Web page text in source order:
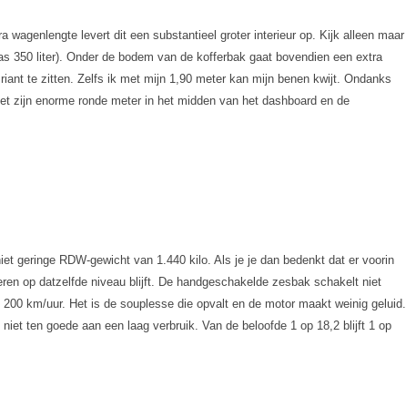
wagenlengte levert dit een substantieel groter interieur op. Kijk alleen maar
350 liter). Onder de bodem van de kofferbak gaat bovendien een extra
te zitten. Zelfs ik met mijn 1,90 meter kan mijn benen kwijt. Ondanks
zijn enorme ronde meter in het midden van het dashboard en de
geringe RDW-gewicht van 1.440 kilo. Als je je dan bedenkt dat er voorin
op datzelfde niveau blijft. De handgeschakelde zesbak schakelt niet
km/uur. Het is de souplesse die opvalt en de motor maakt weinig geluid.
ten goede aan een laag verbruik. Van de beloofde 1 op 18,2 blijft 1 op